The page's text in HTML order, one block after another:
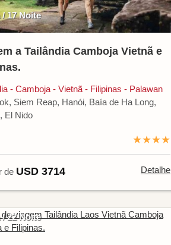
/ 17 Noite
a Tailândia Camboja Vietnã e
- Camboja - Vietnã - Filipinas - Palawan
Siem Reap, Hanói, Baía de Ha Long,
El Nido
★★★★
de USD 3714 Detalhe
/ 22 Noite